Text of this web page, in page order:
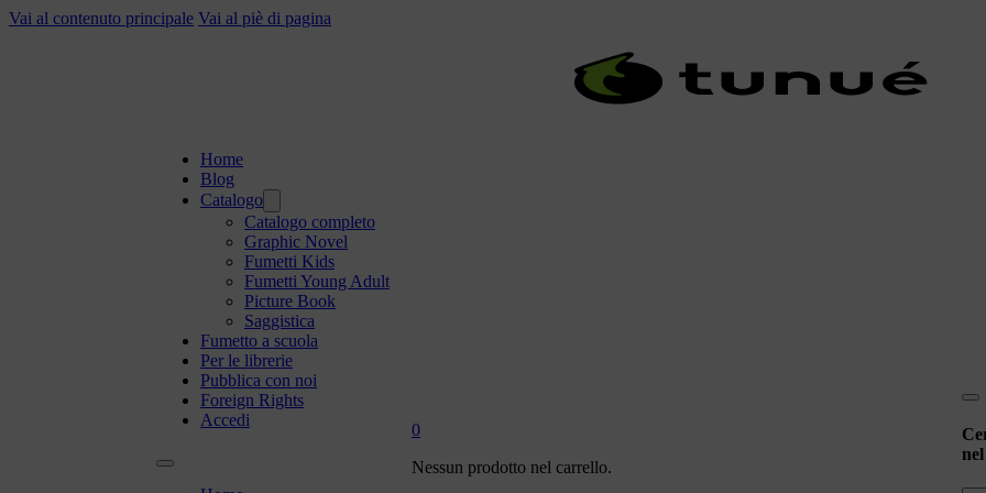
Vai al contenuto principale Vai al piè di pagina
Home
Blog
Catalogo
Catalogo completo
Graphic Novel
Fumetti Kids
Fumetti Young Adult
Picture Book
Saggistica
Fumetto a scuola
Per le librerie
Pubblica con noi
Foreign Rights
Accedi
0
Nessun prodotto nel carrello.